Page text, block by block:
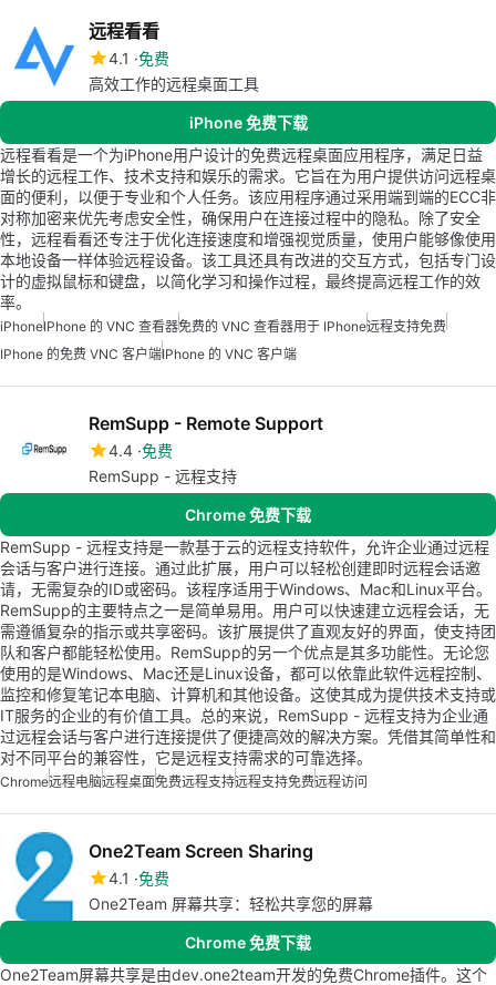
远程看看
4.1 免费
高效工作的远程桌面工具
iPhone 免费下载
远程看看是一个为iPhone用户设计的免费远程桌面应用程序，满足日益
增长的远程工作、技术支持和娱乐的需求。它旨在为用户提供访问远程桌
面的便利，以便于专业和个人任务。该应用程序通过采用端到端的ECC非
对称加密来优先考虑安全性，确保用户在连接过程中的隐私。除了安全
性，远程看看还专注于优化连接速度和增强视觉质量，使用户能够像使用
本地设备一样体验远程设备。该工具还具有改进的交互方式，包括专门设
计的虚拟鼠标和键盘，以简化学习和操作过程，最终提高远程工作的效
率。
iPhoneIPhone 的 VNC 查看器免费的 VNC 查看器用于 IPhone远程支持免费
IPhone 的免费 VNC 客户端IPhone 的 VNC 客户端
RemSupp - Remote Support
4.4 免费
RemSupp - 远程支持
Chrome 免费下载
RemSupp - 远程支持是一款基于云的远程支持软件，允许企业通过远程
会话与客户进行连接。通过此扩展，用户可以轻松创建即时远程会话邀
请，无需复杂的ID或密码。该程序适用于Windows、Mac和Linux平台。
RemSupp的主要特点之一是简单易用。用户可以快速建立远程会话，无
需遵循复杂的指示或共享密码。该扩展提供了直观友好的界面，使支持团
队和客户都能轻松使用。RemSupp的另一个优点是其多功能性。无论您
使用的是Windows、Mac还是Linux设备，都可以依靠此软件远程控制、
监控和修复笔记本电脑、计算机和其他设备。这使其成为提供技术支持或
IT服务的企业的有价值工具。总的来说，RemSupp - 远程支持为企业通
过远程会话与客户进行连接提供了便捷高效的解决方案。凭借其简单性和
对不同平台的兼容性，它是远程支持需求的可靠选择。
Chrome远程电脑远程桌面免费远程支持远程支持免费远程访问
One2Team Screen Sharing
4.1 免费
One2Team 屏幕共享：轻松共享您的屏幕
Chrome 免费下载
One2Team屏幕共享是由dev.one2team开发的免费Chrome插件。这个